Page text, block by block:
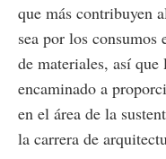
que más contribuyen
sea por los
de materiales, así que
encaminado a
en el área de la
la carrera de